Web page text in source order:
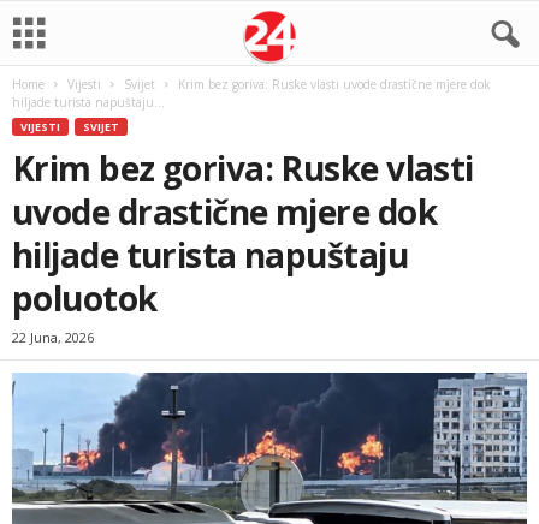
Home Vijesti Svijet
Krim bez goriva: Ruske vlasti uvode drastične mjere dok
hiljade turista napuštaju...
VIJESTI SVIJET
Krim bez goriva: Ruske vlasti
uvode drastične mjere dok
hiljade turista napuštaju
poluotok
22 Juna, 2026